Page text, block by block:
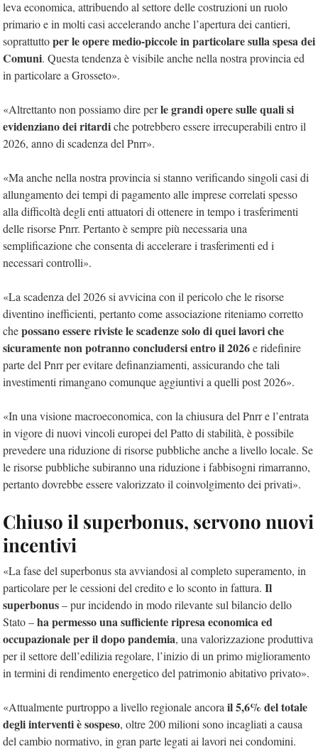
leva economica, attribuendo al settore delle costruzioni un ruolo
primario e in molti casi accelerando anche l’apertura dei cantieri,
soprattuttoper le opere medio-piccole in particolare sulla spesa dei
Comuni. Questa tendenza è visibile anche nella nostra provincia ed
in particolare a Grosseto».
«Altrettanto non possiamo dire perle grandi opere sulle quali si
evidenziano dei ritardiche potrebbero essere irrecuperabili entro il
2026, anno di scadenza del Pnrr».
«Ma anche nella nostra provincia si stanno verificando singoli casi di
allungamento dei tempi di pagamento alle imprese correlati spesso
alla difficoltà degli enti attuatori di ottenere in tempo i trasferimenti
delle risorse Pnrr. Pertanto è sempre più necessaria una
semplificazione che consenta di accelerare i trasferimenti ed i
necessari controlli».
«La scadenza del 2026 si avvicina con il pericolo che le risorse
diventino inefficienti, pertanto come associazione riteniamo corretto
chepossano essere riviste le scadenze solo di quei lavori che
sicuramente non potranno concludersi entro il 2026e ridefinire
parte del Pnrr per evitare definanziamenti, assicurando che tali
investimenti rimangano comunque aggiuntivi a quelli post 2026».
«In una visione macroeconomica, con la chiusura del Pnrr e l’entrata
in vigore di nuovi vincoli europei del Patto di stabilità, è possibile
prevedere una riduzione di risorse pubbliche anche a livello locale. Se
le risorse pubbliche subiranno una riduzione i fabbisogni rimarranno,
pertanto dovrebbe essere valorizzato il coinvolgimento dei privati».
Chiuso il superbonus, servono nuovi
incentivi
«La fase del superbonus sta avviandosi al completo superamento, in
particolare per le cessioni del credito e lo sconto in fattura. Il
superbonus– pur incidendo in modo rilevante sul bilancio dello
Stato –ha permesso una sufficiente ripresa economica ed
occupazionale per il dopo pandemia, una valorizzazione produttiva
per il settore dell’edilizia regolare, l’inizio di un primo miglioramento
in termini di rendimento energetico del patrimonio abitativo privato».
«Attualmente purtroppo a livello regionale ancora il 5,6% del totale
degli interventi è sospeso, oltre 200 milioni sono incagliati a causa
del cambio normativo, in gran parte legati ai lavori nei condomini.